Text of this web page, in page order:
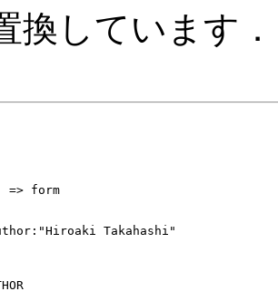
換しています．
=> form
Takahashi"